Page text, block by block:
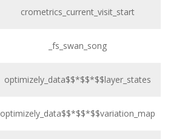
crometrics_current_visit_start
_fs_swan_song
optimizely_data$$*$$*$$layer_states
optimizely_data$$*$$*$$variation_map